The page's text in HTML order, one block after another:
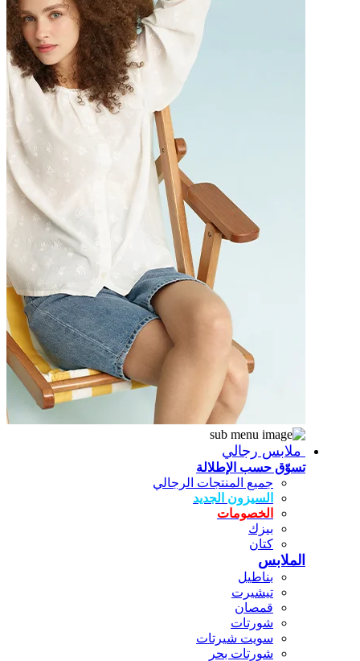
ملابس رجالي
تسوّق حسب الإطلالة
جميع المنتجات الرجالي
السيزون الجديد
الخصومات
بيزك
كتان
الملابس
بناطيل
تيشيرت
قمصان
شورتات
سويت شيرتات
شورتات بحر